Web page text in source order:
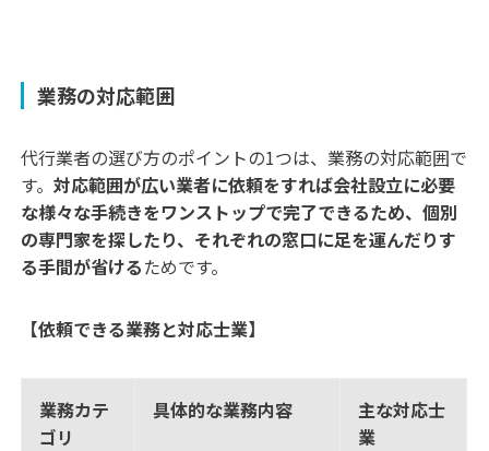
業務の対応範囲
代行業者の選び方のポイントの1つは、業務の対応範囲で
す。対応範囲が広い業者に依頼をすれば会社設立に必要
な様々な手続きをワンストップで完了できるため、個別
の専門家を探したり、それぞれの窓口に足を運んだりす
る手間が省けるためです。
【依頼できる業務と対応士業】
業務カテ
ゴリ
具体的な業務内容
主な対応士
業